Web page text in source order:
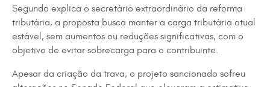
Segundo explica o secretário extraordinário da reforma
tributária, a proposta busca manter a carga tributária atual
estável, sem aumentos ou reduções significativas, com o
objetivo de evitar sobrecarga para o contribuinte.
Apesar da criação da trava, o projeto sancionado sofreu